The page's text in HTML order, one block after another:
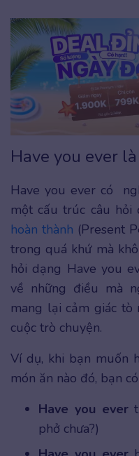
Have you ever
Have you ever có
một cấu trúc câu
hoàn thành (Present
trong quá khứ mà
hỏi dạng Have you
về những điều mà
mang lại cảm giác
cuộc trò chuyện.
Ví dụ, khi bạn muốn
món ăn nào đó, bạn
Have you ever
phở chưa?)